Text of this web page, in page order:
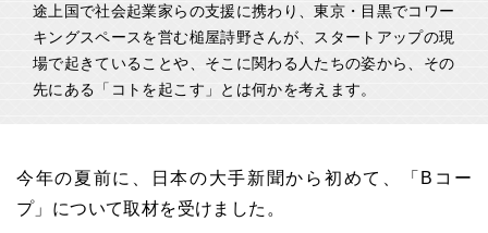
途上国で社会起業家らの支援に携わり、東京・目黒でコワー
キングスペースを営む槌屋詩野さんが、スタートアップの現
場で起きていることや、そこに関わる人たちの姿から、その
先にある「コトを起こす」とは何かを考えます。
今年の夏前に、日本の大手新聞から初めて、「 B コー
プ」について取材を受けました。